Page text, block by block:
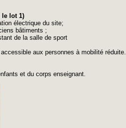
le lot 1)
électrique du site;
bâtiments ;
de la salle de sport
aux personnes à mobilité réduite.
et du corps enseignant.